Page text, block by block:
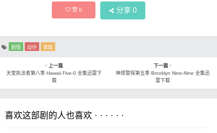
赞0 分享 0
剧情 动作 家庭
上一篇
天堂执法者第八季 Hawaii Five-0 全集迅雷下
载
下一篇
神烦警探第五季 Brooklyn Nine-Nine 全集迅
雷下载
喜欢这部剧的人也喜欢 · · · · · ·